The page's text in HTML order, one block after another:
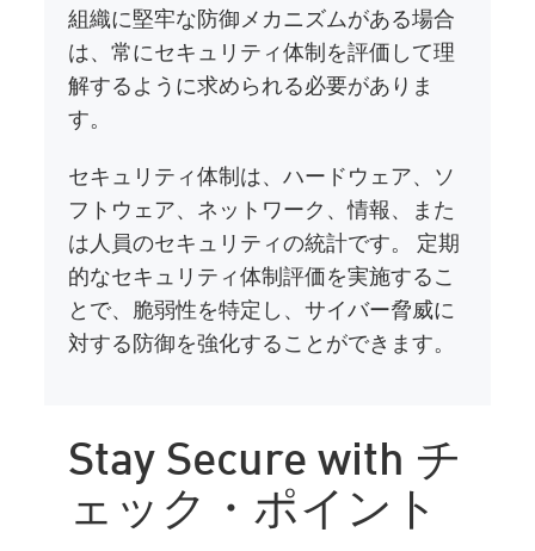
組織に堅牢な防御メカニズムがある場合
は、常にセキュリティ体制を評価して理
解するように求められる必要がありま
す。
セキュリティ体制は、ハードウェア、ソ
フトウェア、ネットワーク、情報、また
は人員のセキュリティの統計です。 定期
的なセキュリティ体制評価を実施するこ
とで、脆弱性を特定し、サイバー脅威に
対する防御を強化することができます。
Stay Secure with チ
ェック・ポイント